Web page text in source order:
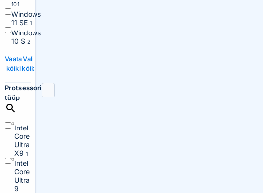
101
Windows
11 SE 1
Windows
10 S 2
Vaata
kõiki
Vali
kõik
Protsessori
tüüp
Intel
Core
Ultra
X91
Intel
Core
Ultra
9